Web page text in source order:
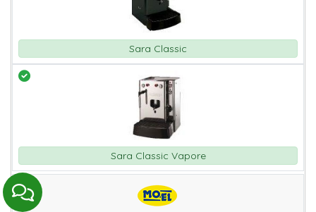
Sara Classic
Sara Classic Vapore